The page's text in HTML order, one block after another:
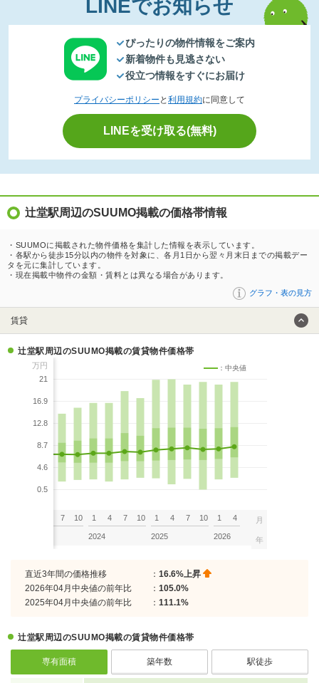
LINEでお知らせ
ぴったりの物件情報をご案内
新着物件も見逃さない
役立つ情報をすぐにお届け
プライバシーポリシー と 利用規約に同意して
LINEを受け取る(無料)
辻堂駅周辺のSUUMO掲載の価格帯情報
・SUUMOに掲載された物件価格を集計した情報を表示しています。
・各駅から徒歩15分以内の物件を対象に、各月1日から翌々月末日までの掲載デー
タを元に集計しています。
・現在掲載中物件の金額・賃料とは異なる場合があります。
グラフ・表の見方
賃貸
辻堂駅周辺のSUUMO掲載の賃貸物件価格帯
万円
21
16.9
12.8
8.7
4.6
0.5
：中央値
7 10 1 4 7 10
2024
1 4 7 10
2025
1 4
2026
月
年
直近3年間の価格推移 ： 16.6%上昇
2026年04月中央値の前年比
： 105.0%
2025年04月中央値の前年比
： 111.1%
辻堂駅周辺のSUUMO掲載の賃貸物件価格帯
専有面積 築年数 駅徒歩